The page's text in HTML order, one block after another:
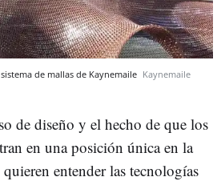
de mallas de Kaynemaile Kaynemaile
de diseño y el hecho de que los
en una posición única en la
entender las tecnologías